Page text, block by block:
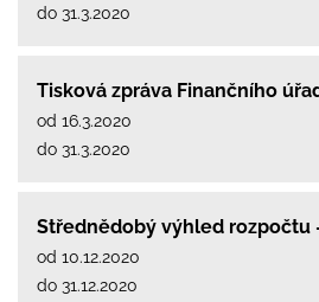
do 31.3.2020
Tisková zpráva Finančního
od 16.3.2020
do 31.3.2020
Střednědobý výhled rozpočtu
od 10.12.2020
do 31.12.2020